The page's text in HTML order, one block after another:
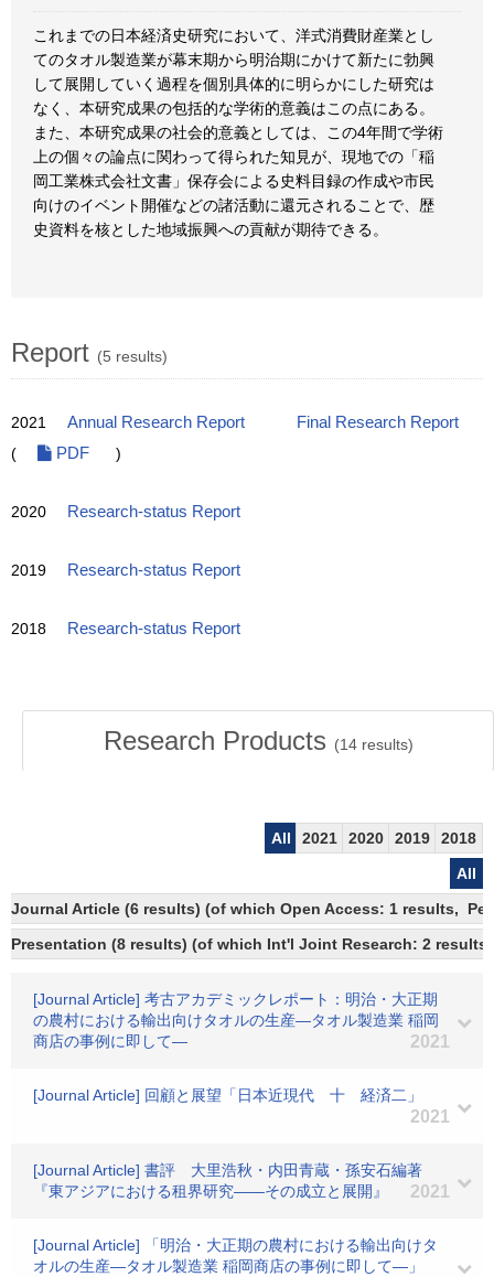
これまでの日本経済史研究において、洋式消費財産業とし
てのタオル製造業が幕末期から明治期にかけて新たに勃興
して展開していく過程を個別具体的に明らかにした研究は
なく、本研究成果の包括的な学術的意義はこの点にある。
また、本研究成果の社会的意義としては、この4年間で学術
上の個々の論点に関わって得られた知見が、現地での「稲
岡工業株式会社文書」保存会による史料目録の作成や市民
向けのイベント開催などの諸活動に還元されることで、歴
史資料を核とした地域振興への貢献が期待できる。
Report (5 results)
2021 Annual Research Report
Final Research Report
(
PDF )
2020 Research-status Report
2019 Research-status Report
2018 Research-status Report
Research Products (14results)
All 2021 2020 2019
2018
All
Journal Article (6 results) (of which Open Access: 1 results,
Presentation (8 results) (of which Int'l Joint Research: 2
[Journal Article] 考古アカデミックレポート：明治・大正期
の農村における輸出向けタオルの生産―タオル製造業 稲岡
商店の事例に即して―
2021
[Journal Article] 回顧と展望「日本近現代 十 経済二」
2021
[Journal Article] 書評 大里浩秋・内田青蔵・孫安石編著
『東アジアにおける租界研究――その成立と展開』
2021
[Journal Article] 「明治・大正期の農村における輸出向けタ
オルの生産―タオル製造業 稲岡商店の事例に即して―」